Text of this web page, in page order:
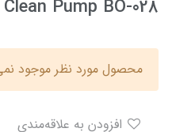
Clean Pump BO-028
محصول مورد نظر موجود